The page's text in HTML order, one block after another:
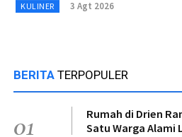
KULINER 3 Agt 2026
BERITA TERPOPULER
01
Rumah di Drien
Satu Warga Alami